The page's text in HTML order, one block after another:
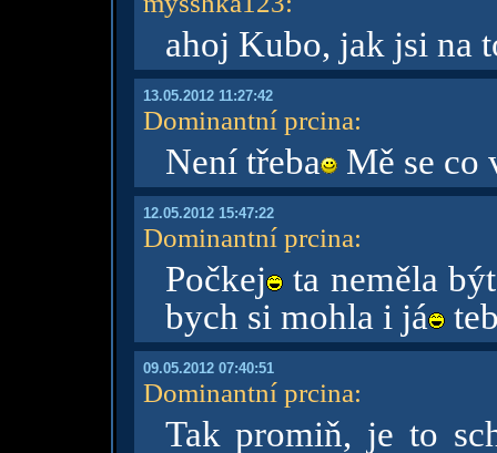
ahoj Kubo, jak jsi na
13.05.2012 11:27:42
Dominantní prcina:
Není třeba Mě se co
12.05.2012 15:47:22
Dominantní prcina:
Počkej ta neměla
bych si mohla i já
09.05.2012 07:40:51
Dominantní prcina:
Tak promiň, je to